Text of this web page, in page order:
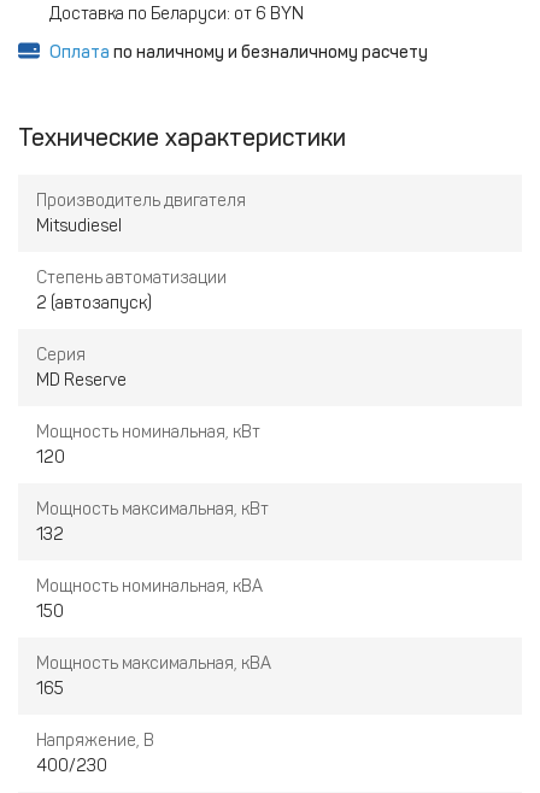
Доставка по Беларуси: от 6 BYN
Оплата по наличному и безналичному расчету
Технические характеристики
Производитель двигателя
Mitsudiesel
Степень автоматизации
2 (автозапуск)
Серия
MD Reserve
Мощность номинальная, кВт
120
Мощность максимальная, кВт
132
Мощность номинальная, кВА
150
Мощность максимальная, кВА
165
Напряжение, В
400/230